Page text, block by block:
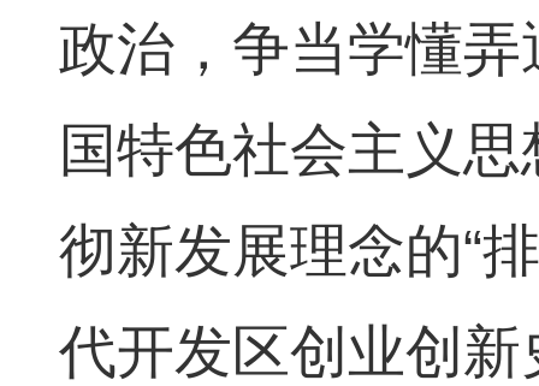
政治，争当学懂
国特色社会主义思
彻新发展理念的“
代开发区创业创新